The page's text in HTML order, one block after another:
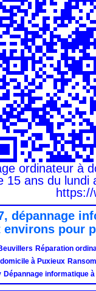
ordinateur à
15 ans du
dépannage
environs pour
Réparation
à Puxieux
Dépannage informatique